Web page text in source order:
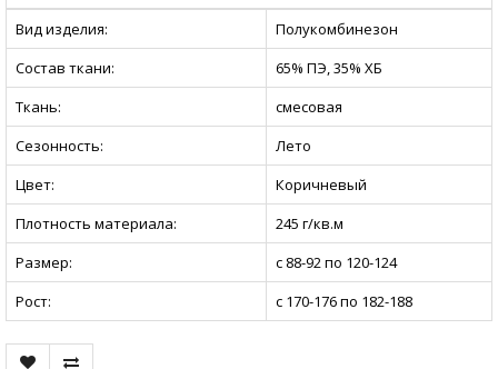
Вид изделия:
Полукомбинезон
Состав ткани:
65% ПЭ, 35% ХБ
Ткань:
смесовая
Сезонность:
Лето
Цвет:
Коричневый
Плотность материала:
245 г/кв.м
Размер:
с 88-92 по 120-124
Рост:
с 170-176 по 182-188